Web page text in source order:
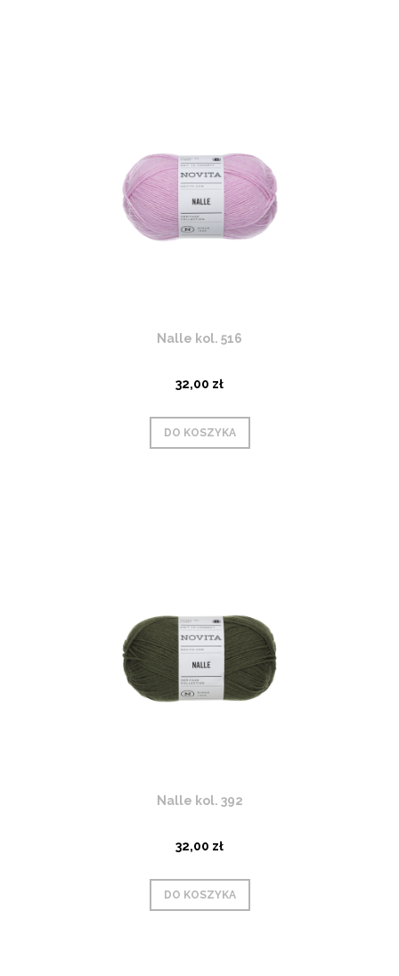
Nalle kol. 516
32,00 zł
DO KOSZYKA
Nalle kol. 392
32,00 zł
DO KOSZYKA